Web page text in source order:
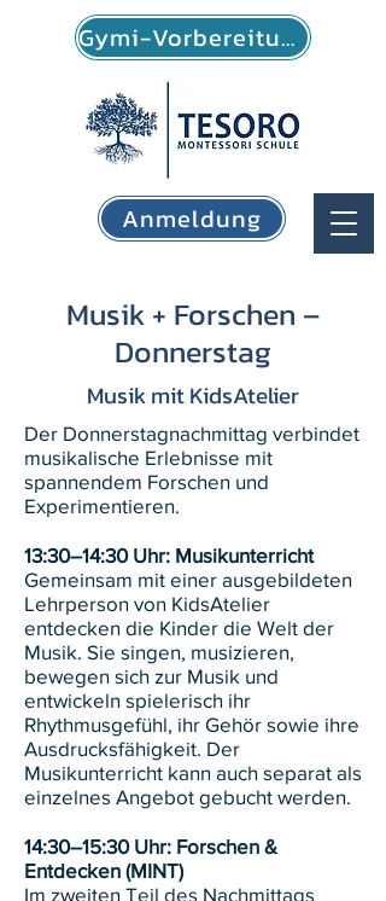
Anmeldung
Gymi-Vorbereitung
Musik + Forschen –
Donnerstag
Musik mit KidsAtelier
Der Donnerstagnachmittag verbindet
musikalische Erlebnisse mit
spannendem Forschen und
Experimentieren.
13:30–14:30 Uhr: Musikunterricht
Gemeinsam mit einer ausgebildeten
Lehrperson von KidsAtelier
entdecken die Kinder die Welt der
Musik. Sie singen, musizieren,
bewegen sich zur Musik und
entwickeln spielerisch ihr
Rhythmusgefühl, ihr Gehör sowie ihre
Ausdrucksfähigkeit. Der
Musikunterricht kann auch separat als
einzelnes Angebot gebucht werden.
14:30–15:30 Uhr: Forschen &
Entdecken (MINT)
Im zweiten Teil des Nachmittags